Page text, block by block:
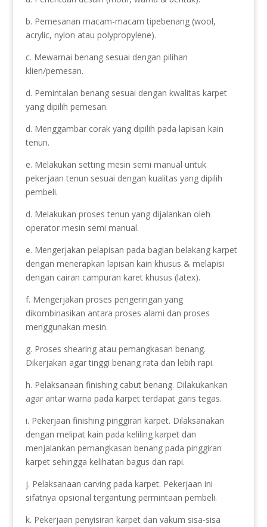
b. Pemesanan macam-macam tipebenang (wool,
acrylic, nylon atau polypropylene).
c. Mewarnai benang sesuai dengan pilihan
klien/pemesan.
d. Pemintalan benang sesuai dengan kwalitas karpet
yang dipilih pemesan.
d. Menggambar corak yang dipilih pada lapisan kain
tenun.
e. Melakukan setting mesin semi manual untuk
pekerjaan tenun sesuai dengan kualitas yang dipilih
pembeli.
d. Melakukan proses tenun yang dijalankan oleh
operator mesin semi manual.
e. Mengerjakan pelapisan pada bagian belakang karpet
dengan menerapkan lapisan kain khusus & melapisi
dengan cairan campuran karet khusus (latex).
f. Mengerjakan proses pengeringan yang
dikombinasikan antara proses alami dan proses
menggunakan mesin.
g. Proses shearing atau pemangkasan benang.
Dikerjakan agar tinggi benang rata dan lebih rapi.
h. Pelaksanaan finishing cabut benang. Dilakukankan
agar antar warna pada karpet terdapat garis tegas.
i. Pekerjaan finishing pinggiran karpet. Dilaksanakan
dengan melipat kain pada keliling karpet dan
menjalankan pemangkasan benang pada pinggiran
karpet sehingga kelihatan bagus dan rapi.
j. Pelaksanaan carving pada karpet. Pekerjaan ini
sifatnya opsional tergantung permintaan pembeli.
k. Pekerjaan penyisiran karpet dan vakum sisa-sisa